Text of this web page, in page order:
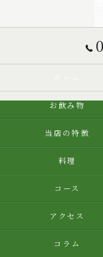
お飲み物
当店の特徴
料理
コース
アクセス
コラム